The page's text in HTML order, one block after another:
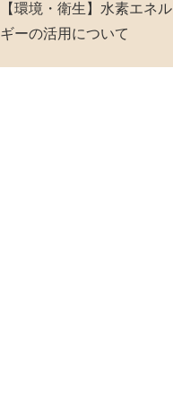
【環境・衛生】水素エネル
ギーの活用について